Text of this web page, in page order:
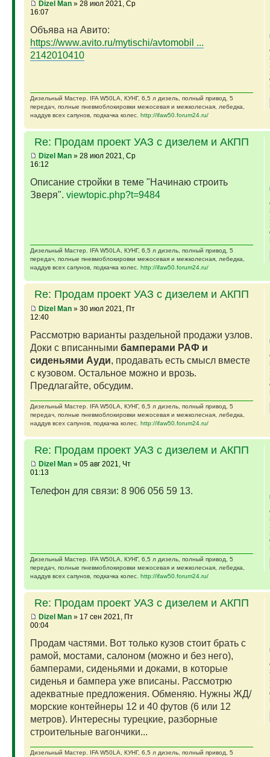
Dizel Man» 28 июл 2021, Ср
16:07
Объява на Авито:
https://www.avito.ru/mytischi/avtomobil ...
2142010410
Дизельный Мастер. IFA W50LA, КУНГ, 6,5 л дизель, полный привод, 5
передач, полные пневмоблокировки межосевая и межколесная, лебедка,
наддув всех сапунов, подкачка колес. http://ifaw50.forum24.ru/
Re: Продам проект УАЗ с дизелем и АКПП
Dizel Man» 28 июл 2021, Ср
16:12
Описание стройки в теме "Начинаю строить
Зверя". viewtopic.php?t=9484
Дизельный Мастер. IFA W50LA, КУНГ, 6,5 л дизель, полный привод, 5
передач, полные пневмоблокировки межосевая и межколесная, лебедка,
наддув всех сапунов, подкачка колес. http://ifaw50.forum24.ru/
Re: Продам проект УАЗ с дизелем и АКПП
Dizel Man» 30 июл 2021, Пт
12:40
Рассмотрю варианты раздельной продажи узлов.
Доки с вписанными бамперами РАФ и
сиденьями Ауди, продавать есть смысл вместе
с кузовом. Остальное можно и врозь.
Предлагайте, обсудим.
Дизельный Мастер. IFA W50LA, КУНГ, 6,5 л дизель, полный привод, 5
передач, полные пневмоблокировки межосевая и межколесная, лебедка,
наддув всех сапунов, подкачка колес. http://ifaw50.forum24.ru/
Re: Продам проект УАЗ с дизелем и АКПП
Dizel Man» 05 авг 2021, Чт
01:13
Телефон для связи: 8 906 056 59 13.
Дизельный Мастер. IFA W50LA, КУНГ, 6,5 л дизель, полный привод, 5
передач, полные пневмоблокировки межосевая и межколесная, лебедка,
наддув всех сапунов, подкачка колес. http://ifaw50.forum24.ru/
Re: Продам проект УАЗ с дизелем и АКПП
Dizel Man» 17 сен 2021, Пт
00:04
Продам частями. Вот только кузов стоит брать с
рамой, мостами, салоном (можно и без него),
бамперами, сиденьями и доками, в которые
сиденья и бампера уже вписаны. Рассмотрю
адекватные предложения. Обменяю. Нужны ЖД/
морские контейнеры 12 и 40 футов (6 или 12
метров). Интересны турецкие, разборные
строительные вагончики...
Дизельный Мастер. IFA W50LA, КУНГ, 6,5 л дизель, полный привод, 5